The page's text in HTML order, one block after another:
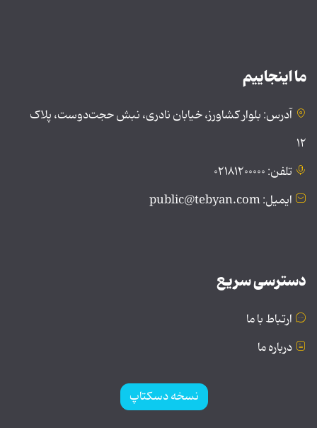
ما اینجاییم
آدرس: بلوار کشاورز، خیابان نادری، نبش حجت‌دوست، پلاک
۱۲
تلفن: ۰۲۱۸۱۲۰۰۰۰۰
ایمیل: public@tebyan.com
دسترسی سریع
ارتباط با ما
درباره ما
نسخه دسکتاپ